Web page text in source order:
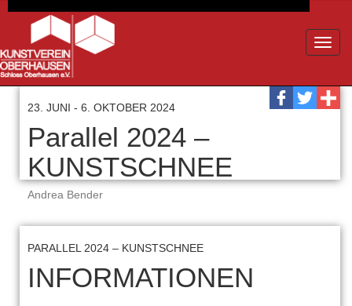
23. JUNI - 6. OKTOBER 2024
Parallel 2024 –
KUNSTSCHNEE
Andrea Bender
PARALLEL 2024 – KUNSTSCHNEE
INFORMATIONEN